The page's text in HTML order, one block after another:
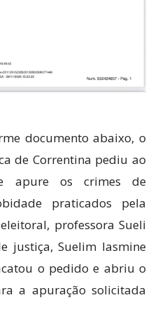
documento abaixo, o
de Correntina pediu ao
apure os crimes de
praticados pela
professora Sueli
justiça, Suelim Iasmine
o pedido e abriu o
a apuração solicitada